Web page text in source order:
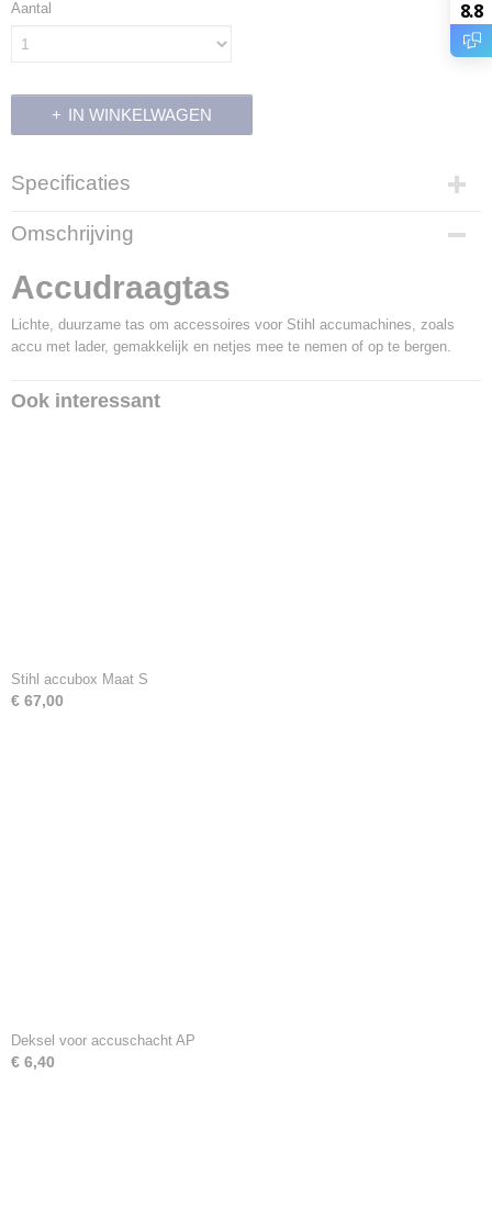
Aantal
IN WINKELWAGEN
Specificaties
Productcode
18488
Productcode leverancier
0000 881 0520
Omschrijving
Accudraagtas
Lichte, duurzame tas om accessoires voor Stihl accumachines, zoals
accu met lader, gemakkelijk en netjes mee te nemen of op te bergen.
Ook interessant
Stihl accubox Maat S
€ 67,00
Deksel voor accuschacht AP
€ 6,40
8.8